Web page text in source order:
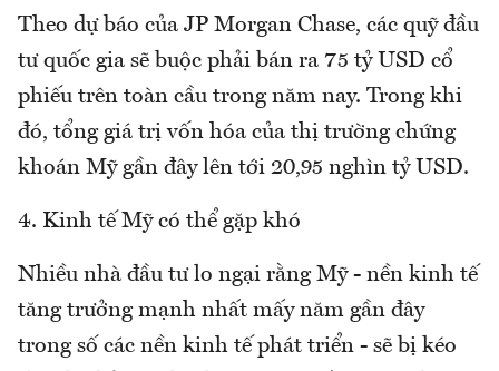
Theo dự báo của JP Morgan Chase, các quỹ đầu
tư quốc gia sẽ buộc phải bán ra 75 tỷ USD cổ
phiếu trên toàn cầu trong năm nay. Trong khi
đó, tổng giá trị vốn hóa của thị trường chứng
khoán Mỹ gần đây lên tới 20,95 nghìn tỷ USD.
4. Kinh tế Mỹ có thể gặp khó
Nhiều nhà đầu tư lo ngại rằng Mỹ - nền kinh tế
tăng trưởng mạnh nhất mấy năm gần đây
trong số các nền kinh tế phát triển - sẽ bị kéo